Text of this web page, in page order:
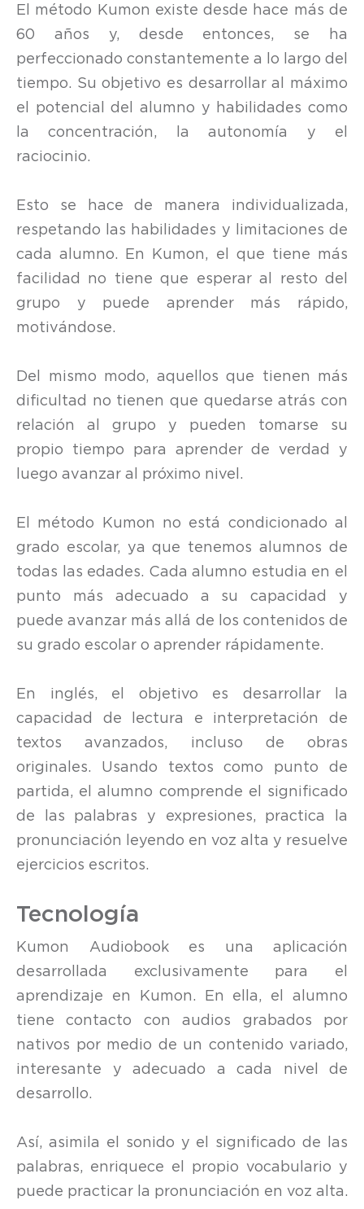
El método Kumon existe desde hace más de
60 años y, desde entonces, se ha
perfeccionado constantemente a lo largo del
tiempo. Su objetivo es desarrollar al máximo
el potencial del alumno y habilidades como
la concentración, la autonomía y el
raciocinio.
Esto se hace de manera individualizada,
respetando las habilidades y limitaciones de
cada alumno. En Kumon, el que tiene más
facilidad no tiene que esperar al resto del
grupo y puede aprender más rápido,
motivándose.
Del mismo modo, aquellos que tienen más
dificultad no tienen que quedarse atrás con
relación al grupo y pueden tomarse su
propio tiempo para aprender de verdad y
luego avanzar al próximo nivel.
El método Kumon no está condicionado al
grado escolar, ya que tenemos alumnos de
todas las edades. Cada alumno estudia en el
punto más adecuado a su capacidad y
puede avanzar más allá de los contenidos de
su grado escolar o aprender rápidamente.
En inglés, el objetivo es desarrollar la
capacidad de lectura e interpretación de
textos avanzados, incluso de obras
originales. Usando textos como punto de
partida, el alumno comprende el significado
de las palabras y expresiones, practica la
pronunciación leyendo en voz alta y resuelve
ejercicios escritos.
Tecnología
Kumon Audiobook es una aplicación
desarrollada exclusivamente para el
aprendizaje en Kumon. En ella, el alumno
tiene contacto con audios grabados por
nativos por medio de un contenido variado,
interesante y adecuado a cada nivel de
desarrollo.
Así, asimila el sonido y el significado de las
palabras, enriquece el propio vocabulario y
puede practicar la pronunciación en voz alta.